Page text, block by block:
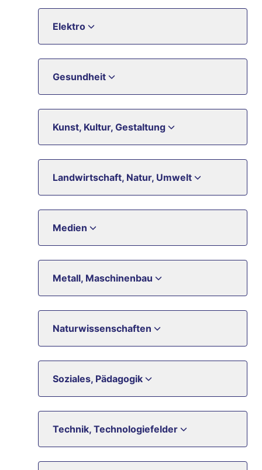
Elektro
Gesundheit
Kunst, Kultur, Gestaltung
Landwirtschaft, Natur, Umwelt
Medien
Metall, Maschinenbau
Naturwissenschaften
Soziales, Pädagogik
Technik, Technologiefelder